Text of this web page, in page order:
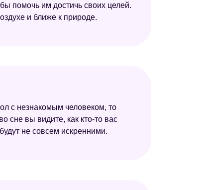
помочь им достичь своих целей.
и ближе к природе.
с незнакомым человеком, то
сне вы видите, как кто-то вас
не совсем искренними.